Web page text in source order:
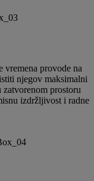
vremena provode na
njegov maksimalni
prostoru
izdržljivost i radne